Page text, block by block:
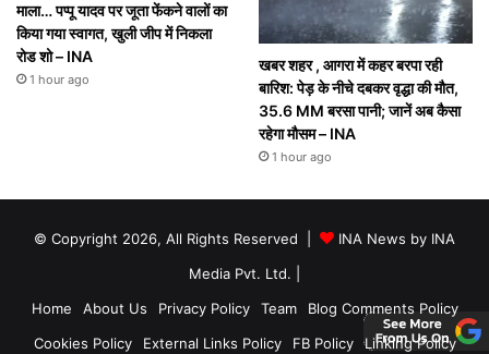
माला… पप्पू यादव पर जूता फेंकने वालों का
किया गया स्वागत, खुली जीप में निकला
रोड शो – INA
1 hour ago
खबर शहर , आगरा में कहर बरपा रही
बारिश: पेड़ के नीचे दबकर वृद्धा की माैत,
35.6 MM बरसा पानी; जानें अब कैसा
रहेगा माैसम – INA
1 hour ago
© Copyright 2026, All Rights Reserved |
INA News by INA
Media Pvt. Ltd.
Home
About Us Privacy Policy Team
Blog Comments Policy
Cookies Policy
External Links Policy FB Policy Linking Policy